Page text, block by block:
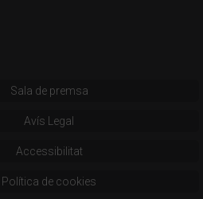
Sala de premsa
Avís Legal
Accessibilitat
Política de cookies